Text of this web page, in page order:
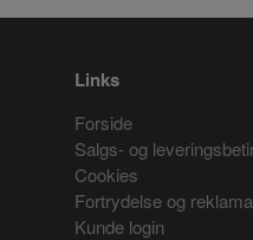
Links
Forside
Salgs- og
Cookies
Fortrydelse og
Kunde login